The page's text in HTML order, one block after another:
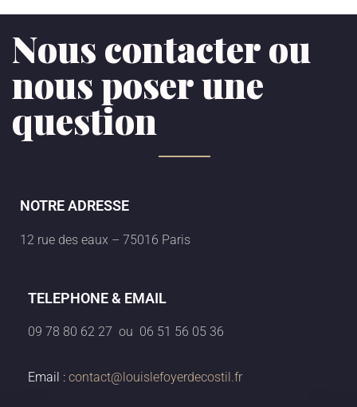
Nous contacter ou
nous poser une
question
NOTRE ADRESSE
12 rue des eaux – 75016 Paris
TELEPHONE & EMAIL
09 78 80 62 27 ou 06 51 56 05 36
Email : contact@louislefoyerdecostil.fr